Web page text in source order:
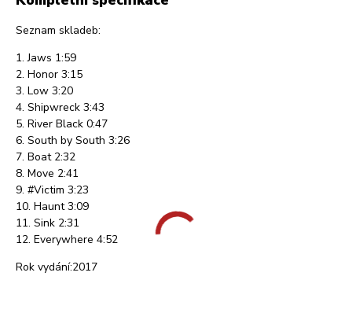
Seznam skladeb:
1. Jaws 1:59
2. Honor 3:15
3. Low 3:20
4. Shipwreck 3:43
5. River Black 0:47
6. South by South 3:26
7. Boat 2:32
8. Move 2:41
9. #Victim 3:23
10. Haunt 3:09
11. Sink 2:31
12. Everywhere 4:52
Rok vydání:2017